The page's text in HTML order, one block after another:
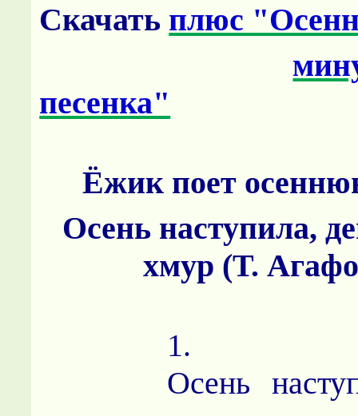
Скачать плюс
песенка"
Ёжик поет
Осень наступила,
хмур (Т.
1.
Осень